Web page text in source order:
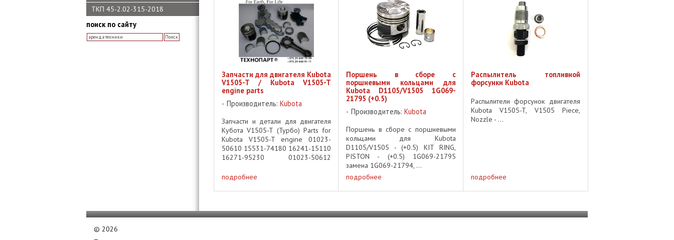
ТКП 45-2.02-315-2018
поиск по сайту
Запчасти для двигателя Kubota
V1505-T / Kubota V1505-T
engine parts
Производитель: Kubota
Запчасти и детали для двигателя
Кубота V1505-T (Турбо) Parts for
Kubota V1505-T engine 01023-
50610 15531-74180 16241-15110
16271-95230 01023-50612
16271-96160 01023-50614
16272-51150 01023-50616 ...
подробнее
Поршень в сборе с
поршневыми кольцами для
Kubota D1105/V1505 1G069-
21795 (+0.5)
Производитель:Kubota
Поршень в сборе с поршневыми
кольцами для Kubota
D1105/V1505 - (+0.5) KIT RING,
PISTON - (+0.5) 1G069-21795
замена 1G069-21794, ...
подробнее
Распылитель топливной
форсунки Kubota
Распылители форсунок двигателя
Kubota V1505-T, V1505 Piece,
Nozzle - ...
подробнее
© 2026